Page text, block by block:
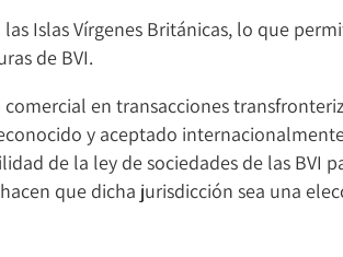
Islas Vírgenes Británicas, lo que
de BVI.
en transacciones
y aceptado
de la ley de sociedades de las BVI
que dicha jurisdicción sea una